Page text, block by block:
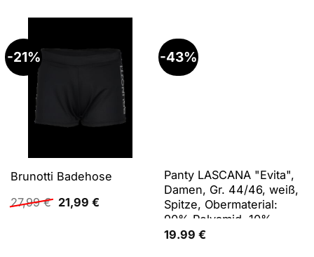
-21%
Brunotti Badehose
27,99€ Ursprünglicher
Preis
21,99 €Aktueller
-43%
Panty LASCANA "Evita",
Damen, Gr. 44/46, weiß,
Spitze, Obermaterial:
90% Polyamid, 10%
Elasthan, Unterhosen
19.99 €